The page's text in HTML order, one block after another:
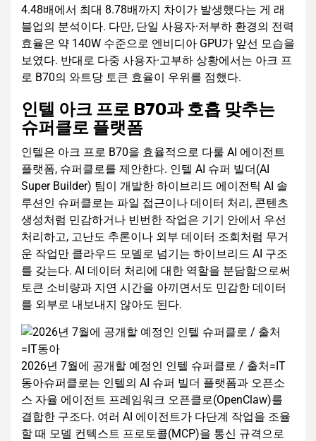
4.48배에서 최대 8.78배까지 차이가 발생했다는 게 래
블업의 분석이다. 다만, 단일 사용자·저부하 환경의 전력
효율은 약 140W 수준으로 엔비디아 GPU가 앞선 모습을
보였다. 반대로 다중 사용자·고부하 상황에서는 아크 프
로 B70의 와트당 토큰 효율이 우위를 점했다.
인텔 아크 프로 B70과 호흡 맞추는
슈퍼클로 플랫폼
인텔은 아크 프로 B70을 효율적으로 다룰 AI 에이전트
플랫폼, 슈퍼클로를 제안한다. 인텔 AI 슈퍼 빌더(AI
Super Builder) 팀이 개발한 하이브리드 에이전틱 AI 솔
루션인 슈퍼클로는 파일 접근이나 데이터 처리, 콘텐츠
생성처럼 민감하거나 빈번한 작업은 기기 안에서 우선
처리하고, 고난도 추론이나 외부 데이터 조회처럼 무거
운 작업만 클라우드 모델로 넘기는 하이브리드 AI 구조
를 갖는다. AI 데이터 처리에 대한 역할을 분담함으로써
토큰 소비량과 지연 시간을 아끼면서도 민감한 데이터
를 외부로 내보내지 않아도 된다.
2026년 7월에 공개할 예정인 인텔 슈퍼클로 / 출처=IT
동아슈퍼클로는 인텔의 AI 슈퍼 빌더 플랫폼과 오픈소
스 자율 에이전트 프레임워크 오픈클로(OpenClaw)를
결합한 구조다. 여러 AI 에이전트가 다단계 작업을 조율
할 때 모델 컨텍스트 프로토콜(MCP)을 통신 규격으로